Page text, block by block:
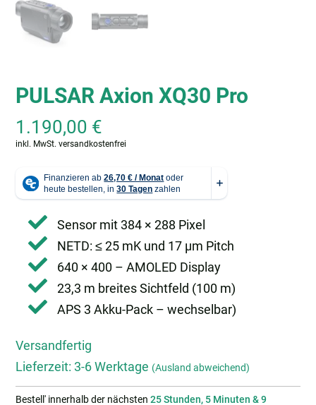
PULSAR Axion XQ30 Pro
1.190,00 €
inkl. MwSt. versandkostenfrei
Sensor mit 384 × 288 Pixel
NETD: ≤ 25 mK und 17 µm Pitch
640 × 400 – AMOLED Display
23,3 m breites Sichtfeld (100 m)
APS 3 Akku-Pack – wechselbar)
Versandfertig
Lieferzeit: 3-6 Werktage (Ausland abweichend)
Bestell' innerhalb der nächsten25 Stunden, 5 Minuten & 8